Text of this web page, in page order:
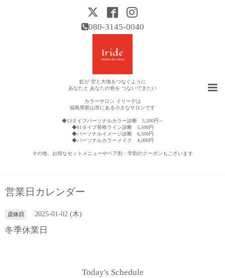
080-3145-0040
虹が 空と大地をつなぐように
あなたと あなたの色を つないできたい
カラーサロン イリーデは
福島県郡山市にある小さなサロンです
◆13タイプパーソナルカラー診断 5,500円～
◆81タイプ骨格ライン診断 5,500円
◆パーソナルイメージ診断 6,500円
◆パーソナルカラーメイク 4,000円
その他、お得なセットメニューやペア割・学割のクーポンもございます
営業日カレンダー
店休日 2025-01-02 (木)
冬季休業日
Today's Schedule